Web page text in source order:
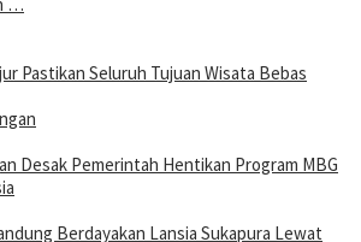
Pastikan Seluruh Tujuan Wisata Bebas
Desak Pemerintah Hentikan Program MBG
Berdayakan Lansia Sukapura Lewat